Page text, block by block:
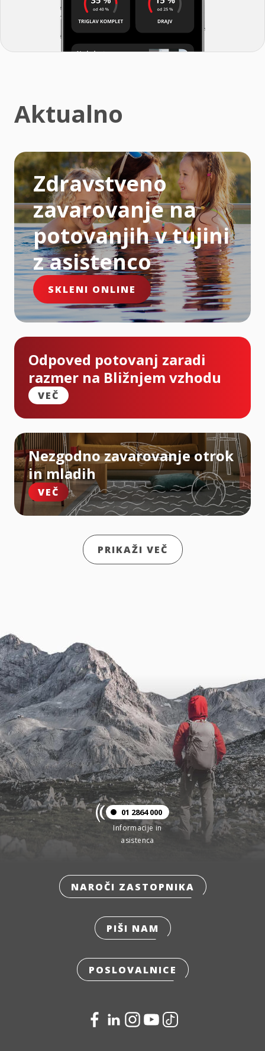
Aktualno
Zdravstveno
zavarovanje na
potovanjih v tujini
z asistenco
SKLENI ONLINE
Odpoved potovanj zaradi
razmer na Bližnjem vzhodu
VEČ
Nezgodno zavarovanje otrok
in mladih
VEČ
PRIKAŽI VEČ
01 2864 000
Informacije in
asistenca
NAROČI ZASTOPNIKA
PIŠI NAM
POSLOVALNICE